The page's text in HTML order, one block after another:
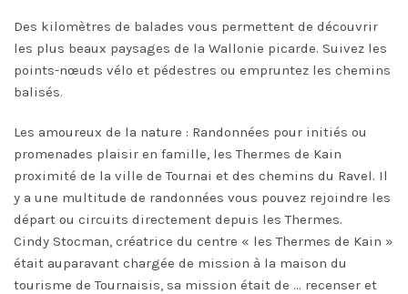
Des kilomètres de balades vous permettent de découvrir
les plus beaux paysages de la Wallonie picarde. Suivez les
points-nœuds vélo et pédestres ou empruntez les chemins
balisés.
Les amoureux de la nature : Randonnées pour initiés ou
promenades plaisir en famille, les Thermes de Kain
proximité de la ville de Tournai et des chemins du Ravel. Il
y a une multitude de randonnées vous pouvez rejoindre les
départ ou circuits directement depuis les Thermes.
Cindy Stocman, créatrice du centre « les Thermes de Kain »
était auparavant chargée de mission à la maison du
tourisme de Tournaisis, sa mission était de … recenser et